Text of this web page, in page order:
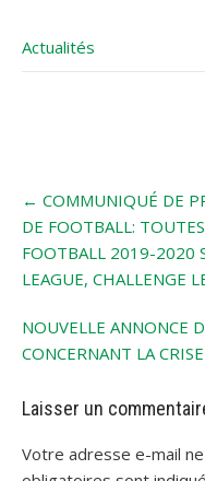
Actualités
navigation
← COMMUNIQUÉ DE
DE FOOTBALL:
FOOTBALL 2019-2020
LEAGUE, CHALLENGE
NOUVELLE ANNONCE
CONCERNANT LA
Laisser un
Votre adresse e-mail